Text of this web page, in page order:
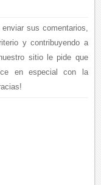
sus comentarios,
y contribuyendo a
sitio le pide que
en especial con la